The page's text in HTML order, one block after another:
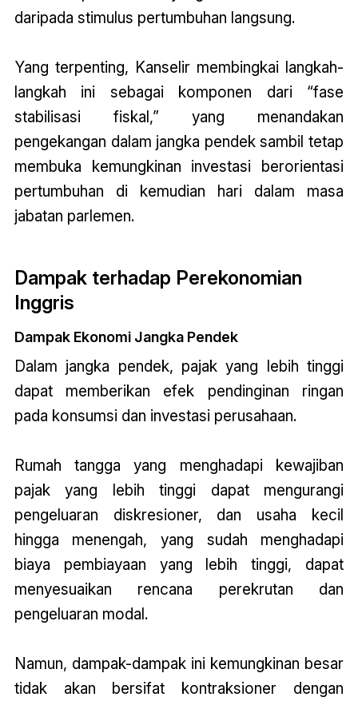
daripada stimulus pertumbuhan langsung.
Yang terpenting, Kanselir membingkai langkah-
langkah ini sebagai komponen dari “fase
stabilisasi fiskal,” yang menandakan
pengekangan dalam jangka pendek sambil tetap
membuka kemungkinan investasi berorientasi
pertumbuhan di kemudian hari dalam masa
jabatan parlemen.
Dampak terhadap Perekonomian
Inggris
Dampak Ekonomi Jangka Pendek
Dalam jangka pendek, pajak yang lebih tinggi
dapat memberikan efek pendinginan ringan
pada konsumsi dan investasi perusahaan.
Rumah tangga yang menghadapi kewajiban
pajak yang lebih tinggi dapat mengurangi
pengeluaran diskresioner, dan usaha kecil
hingga menengah, yang sudah menghadapi
biaya pembiayaan yang lebih tinggi, dapat
menyesuaikan rencana perekrutan dan
pengeluaran modal.
Namun, dampak-dampak ini kemungkinan besar
tidak akan bersifat kontraksioner dengan